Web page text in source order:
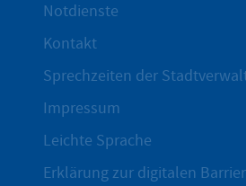
Notdienste
Kontakt
Sprechzeiten der
Impressum
Leichte Sprache
Erklärung zur digitalen